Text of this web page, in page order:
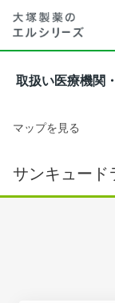
取扱い医療機関
マップを見る
サンキュー